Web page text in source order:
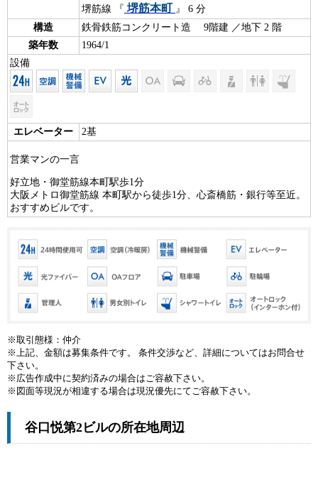
堺筋線 『 堺筋本町 』 6 分
構造
鉄骨鉄筋コンクリート造 9階建 ／地下 2 階
築年数
1964/1
設備
エレベーター 2基
営業マンの一言
好立地・御堂筋線本町駅歩1分
大阪メトロ御堂筋線 本町駅から徒歩1分、心斎橋筋・銀行等至近。
おすすめビルです。
※取引態様：仲介
※上記、金額は募集条件です。 条件交渉など、詳細についてはお問合せ
下さい。
※広告作成中に契約済みの場合はご容赦下さい。
※図面等現況が相違する場合は現況優先にてご容赦下さい。
谷口悦第2ビルの所在地周辺